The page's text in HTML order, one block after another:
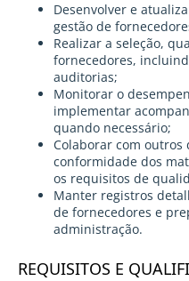
Desenvolver e
gestão de
Realizar a seleção,
fornecedores,
auditorias;
Monitorar o
implementar
quando necessário;
Colaborar com
conformidade dos
os requisitos de
Manter registros
de fornecedores e
administração.
REQUISITOS E